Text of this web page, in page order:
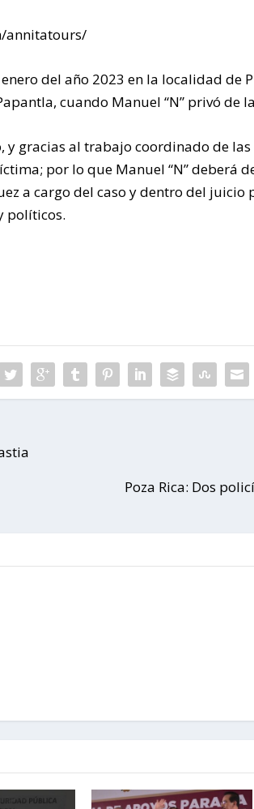
AS DE
Y 50
AÑOS
PRISIÓN
annitatours/
del año 2023 en la localidad de
cuando Manuel “N” privó de la
y gracias al trabajo coordinado de
por lo que Manuel “N” deberá
a cargo del caso y dentro del juicio
políticos.
Poza Rica: Dos